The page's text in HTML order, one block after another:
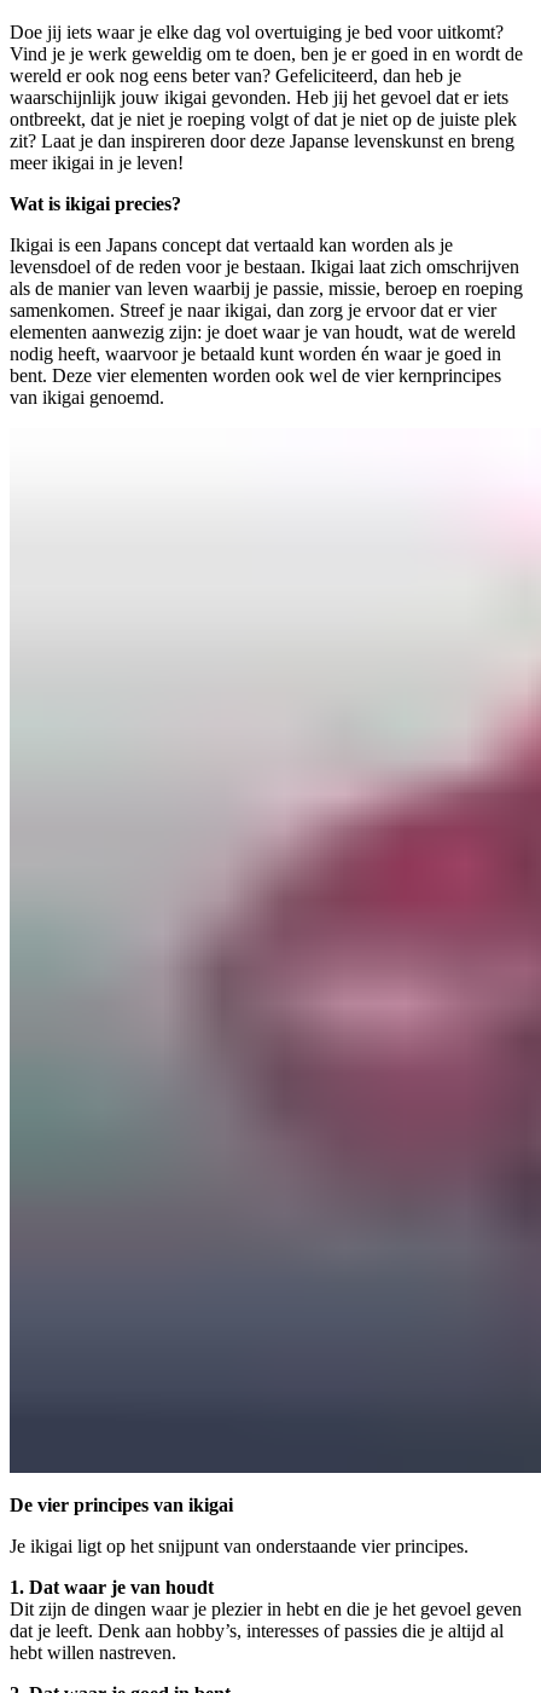
Doe jij iets waar je elke dag vol overtuiging je bed voor uitkomt?
Vind je je werk geweldig om te doen, ben je er goed in en wordt de
wereld er ook nog eens beter van? Gefeliciteerd, dan heb je
waarschijnlijk jouw ikigai gevonden. Heb jij het gevoel dat er iets
ontbreekt, dat je niet je roeping volgt of dat je niet op de juiste plek
zit? Laat je dan inspireren door deze Japanse levenskunst en breng
meer ikigai in je leven!
Wat is ikigai precies?
Ikigai is een Japans concept dat vertaald kan worden als je
levensdoel of de reden voor je bestaan. Ikigai laat zich omschrijven
als de manier van leven waarbij je passie, missie, beroep en roeping
samenkomen. Streef je naar ikigai, dan zorg je ervoor dat er vier
elementen aanwezig zijn: je doet waar je van houdt, wat de wereld
nodig heeft, waarvoor je betaald kunt worden én waar je goed in
bent. Deze vier elementen worden ook wel de vier kernprincipes
van ikigai genoemd.
De vier principes van ikigai
Je ikigai ligt op het snijpunt van onderstaande vier principes.
1. Dat waar je van houdt
Dit zijn de dingen waar je plezier in hebt en die je het gevoel geven
dat je leeft. Denk aan hobby’s, interesses of passies die je altijd al
hebt willen nastreven.